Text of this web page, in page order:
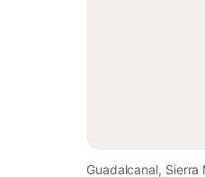
Guadalcanal, Sierra